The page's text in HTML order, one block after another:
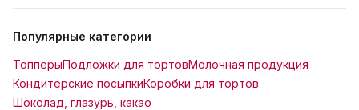
Популярные категории
ТопперыПодложки для тортовМолочная продукция
Кондитерские посыпкиКоробки для тортов
Шоколад, глазурь, какао